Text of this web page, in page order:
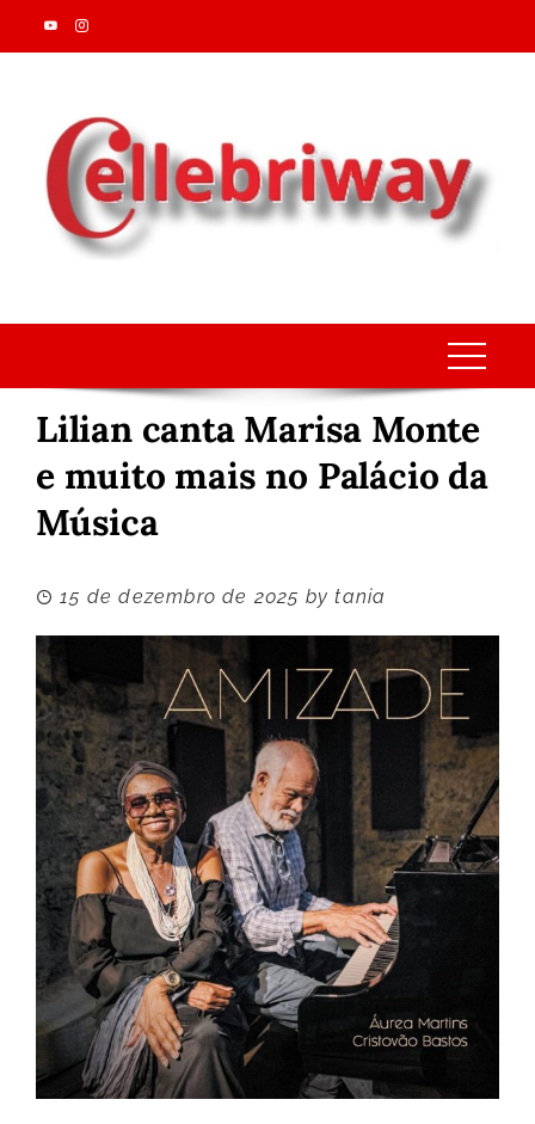
Skip
to
Lilian canta Marisa Monte
e muito mais no Palácio da
Música
15 de dezembro de 2025 bytania